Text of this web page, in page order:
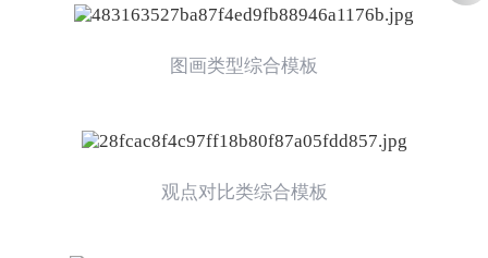
图画类型综合模板
观点对比类综合模板